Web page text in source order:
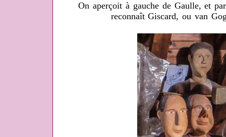
On aperçoit à gauche de Gaulle, et
reconnaît Giscard, ou van